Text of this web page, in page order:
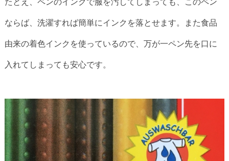
ならば、洗濯すれば簡単にインクを落とせます。また食品
由来の着色インクを使っているので、万が一ペン先を口に
入れてしまっても安心です。